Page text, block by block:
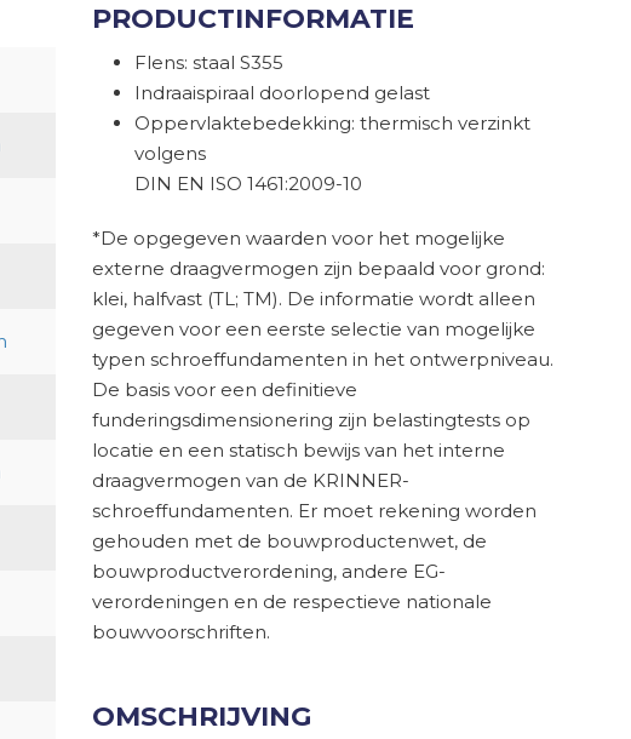
PRODUCTINFORMATIE
Flens: staal S355
Indraaispiraal doorlopend gelast
Oppervlaktebedekking: thermisch verzinkt
volgens
DIN EN ISO 1461:2009-10
*De opgegeven waarden voor het mogelijke
externe draagvermogen zijn bepaald voor grond:
klei, halfvast (TL; TM). De informatie wordt alleen
gegeven voor een eerste selectie van mogelijke
typen schroeffundamenten in het ontwerpniveau.
De basis voor een definitieve
funderingsdimensionering zijn belastingtests op
locatie en een statisch bewijs van het interne
draagvermogen van de KRINNER-
schroeffundamenten. Er moet rekening worden
gehouden met de bouwproductenwet, de
bouwproductverordening, andere EG-
verordeningen en de respectieve nationale
bouwvoorschriften.
OMSCHRIJVING